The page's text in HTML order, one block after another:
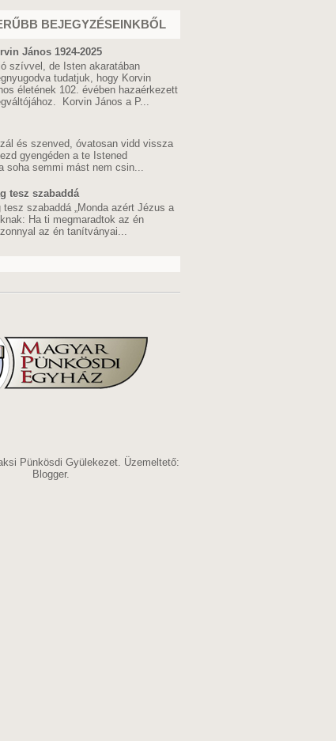
BEJEGYZÉSEINKBŐL
János 1924-2025
szívvel, de Isten akaratában
tudatjuk, hogy Korvin
életének 102. évében hazaérkezett
Korvin János a P...
és szenved, óvatosan vidd vissza
gyengéden a te Istened
soha semmi mást nem csin...
tesz szabaddá
szabaddá „Monda azért Jézus a
Ha ti megmaradtok az én
az én tanítványai...
Pünkösdi Gyülekezet. Üzemeltető:
Blogger.